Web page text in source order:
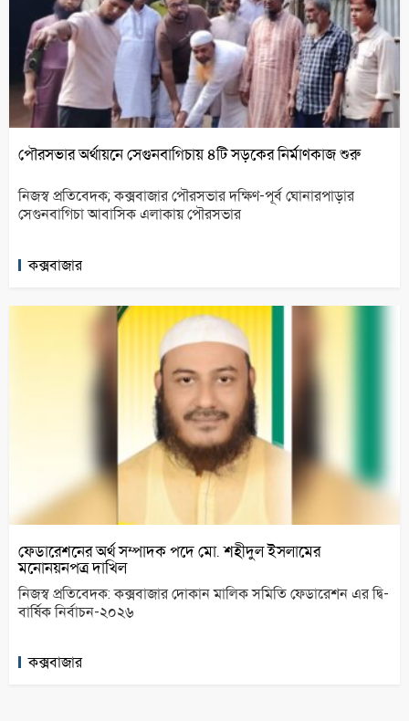
পৌরসভার অর্থায়নে সেগুনবাগিচায় ৪টি সড়কের নির্মাণকাজ শুরু
নিজস্ব প্রতিবেদক; কক্সবাজার পৌরসভার দক্ষিণ-পূর্ব ঘোনারপাড়ার
সেগুনবাগিচা আবাসিক এলাকায় পৌরসভার
কক্সবাজার
ফেডারেশনের অর্থ সম্পাদক পদে মো. শহীদুল ইসলামের
মনোনয়নপত্র দাখিল
নিজস্ব প্রতিবেদক: কক্সবাজার দোকান মালিক সমিতি ফেডারেশন এর দ্বি-
বার্ষিক নির্বাচন-২০২৬
কক্সবাজার